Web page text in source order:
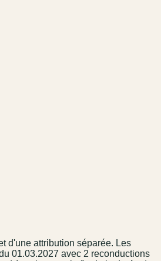
d'une attribution séparée. Les
01.03.2027 avec 2 reconductions